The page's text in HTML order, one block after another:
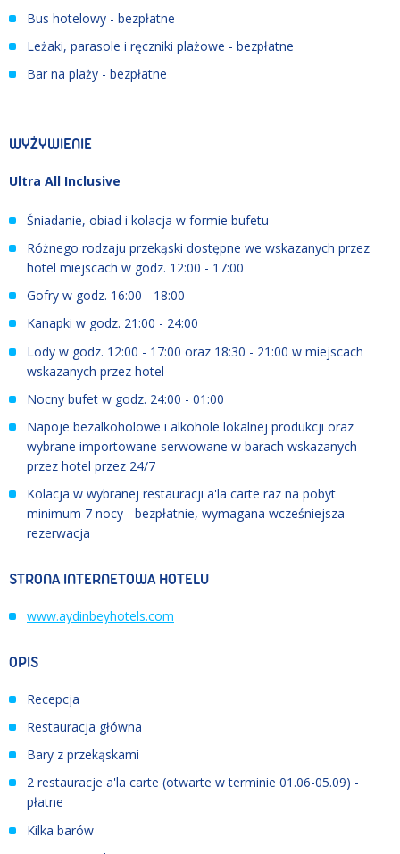
Bus hotelowy - bezpłatne
Leżaki, parasole i ręczniki plażowe - bezpłatne
Bar na plaży - bezpłatne
WYŻYWIENIE
Ultra All Inclusive
Śniadanie, obiad i kolacja w formie bufetu
Różnego rodzaju przekąski dostępne we wskazanych przez
hotel miejscach w godz. 12:00 - 17:00
Gofry w godz. 16:00 - 18:00
Kanapki w godz. 21:00 - 24:00
Lody w godz. 12:00 - 17:00 oraz 18:30 - 21:00 w miejscach
wskazanych przez hotel
Nocny bufet w godz. 24:00 - 01:00
Napoje bezalkoholowe i alkohole lokalnej produkcji oraz
wybrane importowane serwowane w barach wskazanych
przez hotel przez 24/7
Kolacja w wybranej restauracji a'la carte raz na pobyt
minimum 7 nocy - bezpłatnie, wymagana wcześniejsza
rezerwacja
STRONA INTERNETOWA HOTELU
www.aydinbeyhotels.com
OPIS
Recepcja
Restauracja główna
Bary z przekąskami
2 restauracje a'la carte (otwarte w terminie 01.06-05.09) -
płatne
Kilka barów